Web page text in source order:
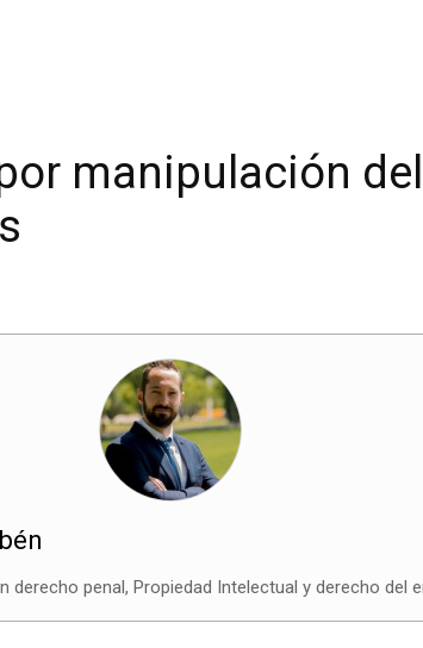
manipulación del
derecho penal, Propiedad Intelectual y derecho del